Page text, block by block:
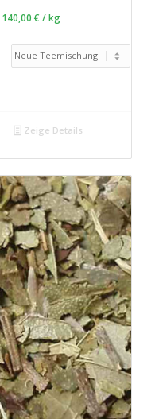
140,00 € /kg
Zeige Details